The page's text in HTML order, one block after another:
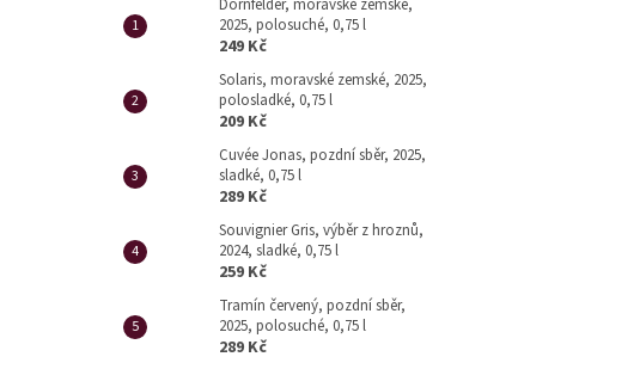
Dornfelder, moravské zemské,
2025, polosuché, 0,75 l
249 Kč
Solaris, moravské zemské, 2025,
polosladké, 0,75 l
209 Kč
Cuvée Jonas, pozdní sběr, 2025,
sladké, 0,75 l
289 Kč
Souvignier Gris, výběr z hroznů,
2024, sladké, 0,75 l
259 Kč
Tramín červený, pozdní sběr,
2025, polosuché, 0,75 l
289 Kč